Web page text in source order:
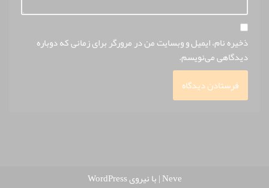
ذخیره نام، ایمیل و وبسایت من در مرورگر برای زمانی که دوباره
دیدگاهی می‌نویسم.
Neve| با نیرویWordPress